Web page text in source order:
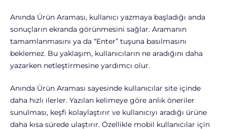
Anında Ürün Araması, kullanıcı yazmaya başladığı anda
sonuçların ekranda görünmesini sağlar. Aramanın
tamamlanmasını ya da “Enter” tuşuna basılmasını
beklemez. Bu yaklaşım, kullanıcıların ne aradığını daha
yazarken netleştirmesine yardımcı olur.
Anında Ürün Araması sayesinde kullanıcılar site içinde
daha hızlı ilerler. Yazılan kelimeye göre anlık öneriler
sunulması, keşfi kolaylaştırır ve kullanıcıyı aradığı ürüne
daha kısa sürede ulaştırır. Özellikle mobil kullanıcılar için